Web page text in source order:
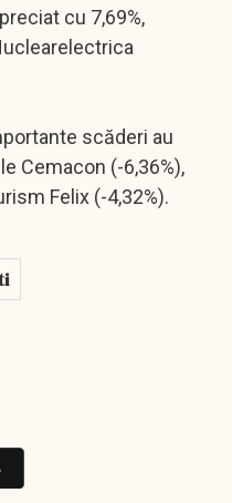
cu 7,69%,
scăderi au
Cemacon (-6,36%),
Felix (-4,32%).